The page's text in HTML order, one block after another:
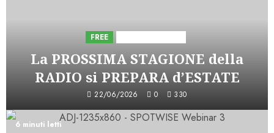
FREE
La PROSSIMA STAGIONE della
RADIO si PREPARA d’ESTATE
22/06/2026 0 330
6 minuti letti